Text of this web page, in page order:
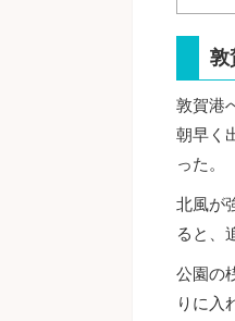
敦
敦賀港
朝早く
った。
北風が
ると、
公園の
りに入